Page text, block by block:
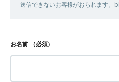
送信できないお客様がおられます。
お名前 （必須）